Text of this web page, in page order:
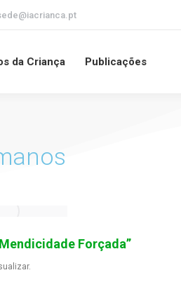
da Criança Publicações
Forçada”